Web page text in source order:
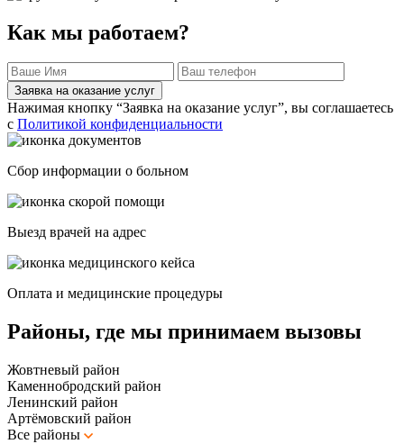
Как мы работаем?
Заявка на оказание услуг
Нажимая кнопку “Заявка на оказание услуг”, вы соглашаетесь
с Политикой конфиденциальности
Сбор информации о больном
Выезд врачей на адрес
Оплата и медицинские процедуры
Районы, где мы принимаем вызовы
Жовтневый район
Каменнобродский район
Ленинский район
Артёмовский район
Все районы